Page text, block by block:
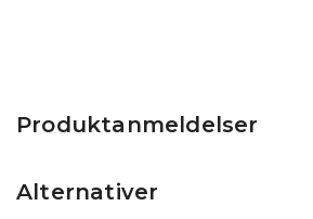
Produktanmeldelser
Alternativer